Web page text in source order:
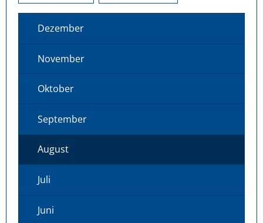
Dezember
November
Oktober
September
August
Juli
Juni